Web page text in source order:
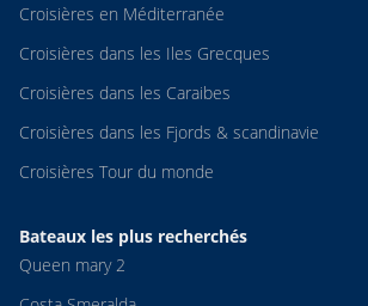
Croisières en Méditerranée
Croisières dans les Iles Grecques
Croisières dans les Caraibes
Croisières dans les Fjords & scandinavie
Croisières Tour du monde
Bateaux les plus recherchés
Queen mary 2